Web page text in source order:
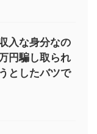
入な身分なの
円騙し取られ
としたバツで